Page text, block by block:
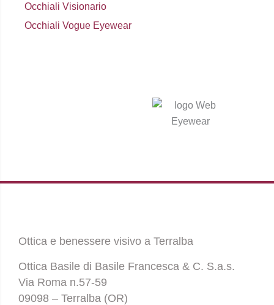
Occhiali Visionario
Occhiali Vogue Eyewear
Ottica e benessere visivo a Terralba
Ottica Basile di Basile Francesca & C. S.a.s.
Via Roma n.57-59
09098 – Terralba (OR)